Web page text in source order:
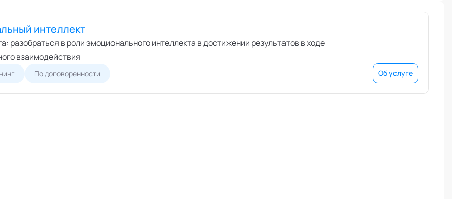
интеллект
разобраться в роли эмоционального интеллекта в достижении результатов в ходе
взаимодействия
По договоренности Об услуге